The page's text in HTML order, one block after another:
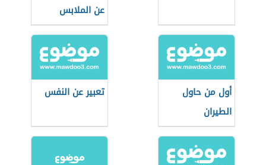
عن الملابس
أول من حاول
الطيران
تعبير عن النفس